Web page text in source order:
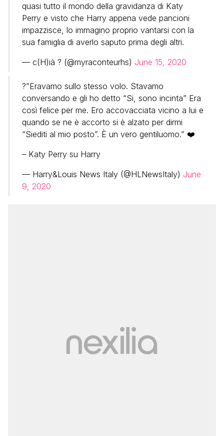
quasi tutto il mondo della gravidanza di Katy
Perry e visto che Harry appena vede pancioni
impazzisce, lo immagino proprio vantarsi con la
sua famiglia di averlo saputo prima degli altri.
— c(H)ià ? (@myraconteurhs) June 15, 2020
?️”Eravamo sullo stesso volo. Stavamo
conversando e gli ho detto “Si, sono incinta” Era
così felice per me. Ero accovacciata vicino a lui e
quando se ne è accorto si è alzato per dirmi
“Siediti al mio posto”. È un vero gentiluomo.” ❤️
– Katy Perry su Harry
— Harry&Louis News Italy (@HLNewsItaly) June
9, 2020